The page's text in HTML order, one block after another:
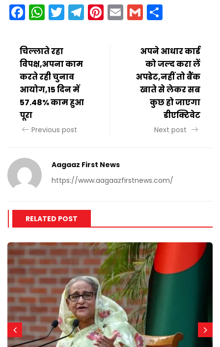
Facebook
WhatsApp
Twitter
Telegram
Pinterest
EmailGmail
चिल्लाते रहा
विपक्ष,अपना काम
करते रही चुनाव
आयोग,15 दिन में
57.48% काम हुआ
पूरा
Previous post
अपने आधार कार्ड
को जल्द करा लें
अपडेट,नहीं तो बैंक
खाते से लेकर सब
कुछ हो जाएगा
डीएक्टिवेट
Next post
Aagaaz First News
https://www.aagaazfirstnews.com/
RELATED POST